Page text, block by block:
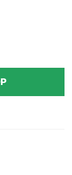
€.